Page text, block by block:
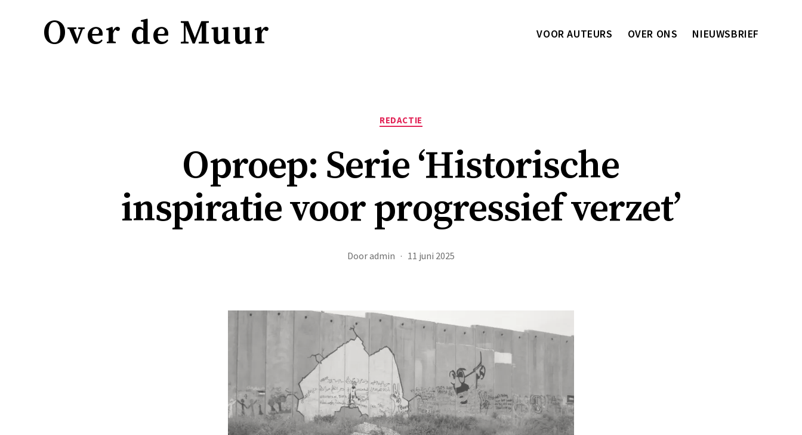
Over de Muur VOOR AUTEURS OVER ONS NIEUWSBRIEF
Categorieën
REDACTIE
Oproep: Serie ‘Historische
inspiratie voor progressief verzet’
Dooradmin 11 juni 2025